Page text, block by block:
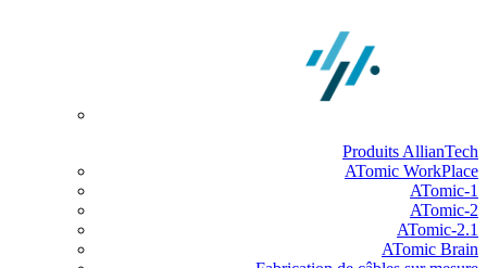
Produits AllianTech
ATomic WorkPlace
ATomic-1
ATomic-2
ATomic-2.1
ATomic Brain